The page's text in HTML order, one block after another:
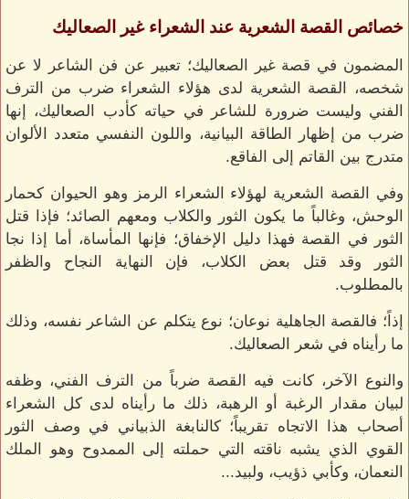
خصائص القصة الشعرية عند الشعراء غير الصعاليك
المضمون في قصة غير الصعاليك؛ تعبير عن فن الشاعر لا عن
شخصه، القصة الشعرية لدى هؤلاء الشعراء ضرب من الترف
الفني وليست ضرورة للشاعر في حياته كأدب الصعاليك، إنها
ضرب من إظهار الطاقة البيانية، واللون النفسي متعدد الألوان
متدرج بين القاتم إلى الفاقع.
وفي القصة الشعرية لهؤلاء الشعراء الرمز وهو الحيوان كحمار
الوحش، وغالباً ما يكون الثور والكلاب ومعهم الصائد؛ فإذا قتل
الثور في القصة فهذا دليل الإخفاق؛ فإنها المأساة، أما إذا نجا
الثور وقد قتل بعض الكلاب، فإن النهاية النجاح والظفر
بالمطلوب.
إذاً؛ فالقصة الجاهلية نوعان؛ نوع يتكلم عن الشاعر نفسه، وذلك
ما رأيناه في شعر الصعاليك.
والنوع الآخر، كانت فيه القصة ضرباً من الترف الفني، وظفه
لبيان مقدار الرغبة أو الرهبة، ذلك ما رأيناه لدى كل الشعراء
أصحاب هذا الاتجاه تقريباً؛ كالنابغة الذبياني في وصف الثور
القوي الذي يشبه ناقته التي حملته إلى الممدوح وهو الملك
النعمان، وكأبي ذؤيب، ولبيد...